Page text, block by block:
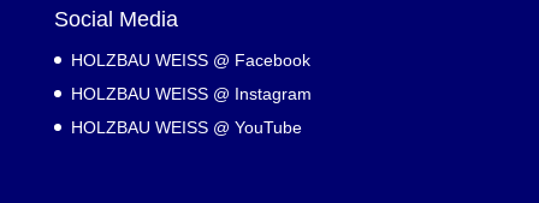
Social Media
HOLZBAU WEISS @ Facebook
HOLZBAU WEISS @ Instagram
HOLZBAU WEISS @ YouTube